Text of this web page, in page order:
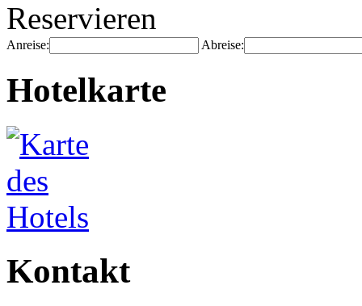
Reservieren
Anreise: Abreise:
Hotelkarte
Kontakt